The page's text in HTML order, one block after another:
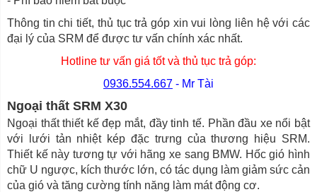
Thông tin chi tiết, thủ tục trả góp xin vui lòng liên hệ với các
đại lý của SRM để được tư vấn chính xác nhất.
Hotline tư vấn giá tốt và thủ tục trả góp:
0936.554.667 - Mr Tài
Ngoại thất SRM X30
Ngoại thất thiết kế đẹp mắt, đầy tinh tế. Phần đầu xe nổi bật
với lưới tản nhiệt kép đặc trưng của thương hiệu SRM.
Thiết kế này tương tự với hãng xe sang BMW. Hốc gió hình
chữ U ngược, kích thước lớn, có tác dụng làm giảm sức cản
của gió và tăng cường tính năng làm mát động cơ.